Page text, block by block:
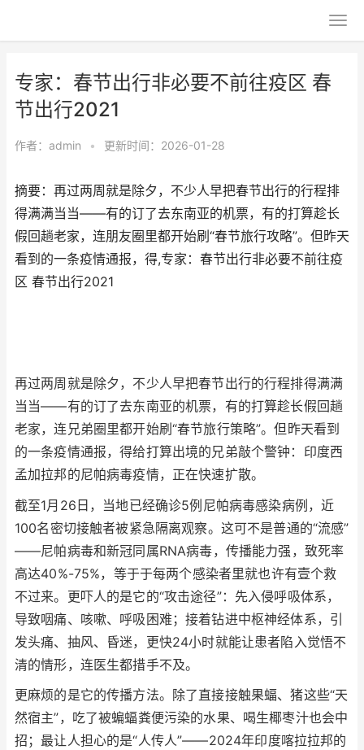
专家：春节出行非必要不前往疫区 春
节出行2021
作者： admin • 更新时间：2026-01-28
摘要：再过两周就是除夕，不少人早把春节出行的行程排
得满满当当——有的订了去东南亚的机票，有的打算趁长
假回趟老家，连朋友圈里都开始刷“春节旅行攻略”。但昨天
看到的一条疫情通报，得,专家：春节出行非必要不前往疫
区 春节出行2021
再过两周就是除夕，不少人早把春节出行的行程排得满满
当当——有的订了去东南亚的机票，有的打算趁长假回趟
老家，连兄弟圈里都开始刷“春节旅行策略”。但昨天看到
的一条疫情通报，得给打算出境的兄弟敲个警钟：印度西
孟加拉邦的尼帕病毒疫情，正在快速扩散。
截至1月26日，当地已经确诊5例尼帕病毒感染病例，近
100名密切接触者被紧急隔离观察。这可不是普通的“流感”
——尼帕病毒和新冠同属RNA病毒，传播能力强，致死率
高达40%-75%，等于于每两个感染者里就也许有壹个救
不过来。更吓人的是它的“攻击途径”：先入侵呼吸体系，
导致咽痛、咳嗽、呼吸困难；接着钻进中枢神经体系，引
发头痛、抽风、昏迷，更快24小时就能让患者陷入觉悟不
清的情形，连医生都措手不及。
更麻烦的是它的传播方法。除了直接接触果蝠、猪这些“天
然宿主”，吃了被蝙蝠粪便污染的水果、喝生椰枣汁也会中
招；最让人担心的是“人传人”——2024年印度喀拉拉邦的